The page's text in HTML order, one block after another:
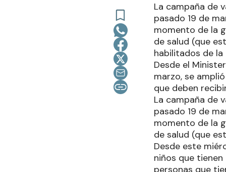
La campaña de
pasado 19 de
momento de la
de salud (que
habilitados de
Desde el
marzo, se
que deben
La campaña de
pasado 19 de
momento de la
de salud (que
Desde este
niños que
personas que